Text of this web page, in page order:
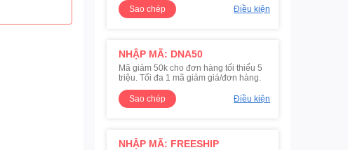
Sao chép
Điều kiện
NHẬP MÃ: DNA50
Mã giảm 50k cho đơn hàng tối thiểu 5
triệu. Tối đa 1 mã giảm giá/đơn hàng.
Sao chép
Điều kiện
NHẬP MÃ: FREESHIP